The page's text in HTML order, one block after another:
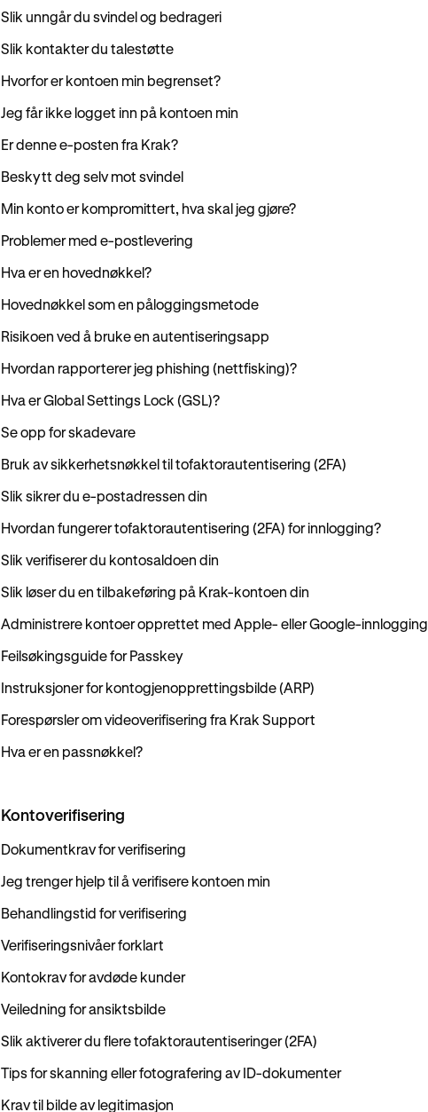
Slik unngår du svindel og bedrageri
Slik kontakter du talestøtte
Hvorfor er kontoen min begrenset?
Jeg får ikke logget inn på kontoen min
Er denne e-posten fra Krak?
Beskytt deg selv mot svindel
Min konto er kompromittert, hva skal jeg gjøre?
Problemer med e-postlevering
Hva er en hovednøkkel?
Hovednøkkel som en påloggingsmetode
Risikoen ved å bruke en autentiseringsapp
Hvordan rapporterer jeg phishing (nettfisking)?
Hva er Global Settings Lock (GSL)?
Se opp for skadevare
Bruk av sikkerhetsnøkkel til tofaktorautentisering (2FA)
Slik sikrer du e-postadressen din
Hvordan fungerer tofaktorautentisering (2FA) for innlogging?
Slik verifiserer du kontosaldoen din
Slik løser du en tilbakeføring på Krak-kontoen din
Administrere kontoer opprettet med Apple- eller Google-innlogging
Feilsøkingsguide for Passkey
Instruksjoner for kontogjenopprettingsbilde (ARP)
Forespørsler om videoverifisering fra Krak Support
Hva er en passnøkkel?
Kontoverifisering
Dokumentkrav for verifisering
Jeg trenger hjelp til å verifisere kontoen min
Behandlingstid for verifisering
Verifiseringsnivåer forklart
Kontokrav for avdøde kunder
Veiledning for ansiktsbilde
Slik aktiverer du flere tofaktorautentiseringer (2FA)
Tips for skanning eller fotografering av ID-dokumenter
Krav til bilde av legitimasjon